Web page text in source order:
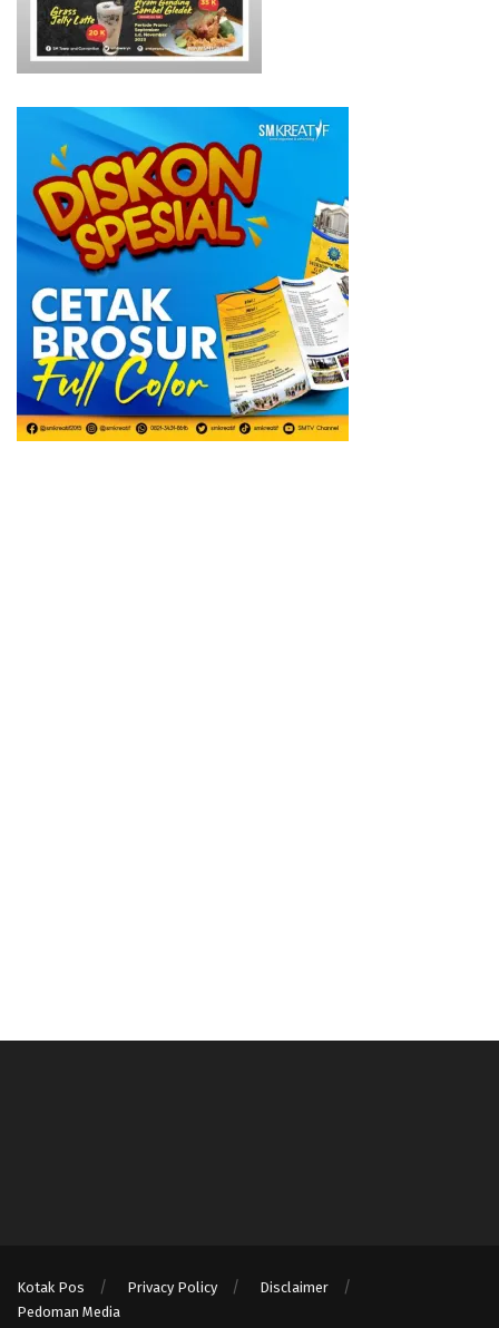
Kotak Pos Privacy Policy
Disclaimer
Pedoman Media